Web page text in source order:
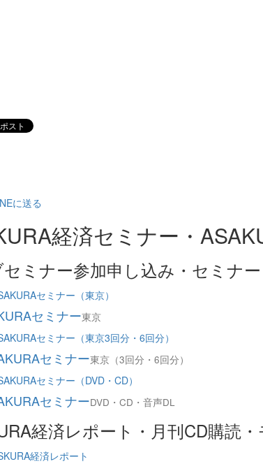
経済セミナー・
ミナー参加申し込み・セミナ
セミナー東京
セミナー東京（3回分・6回分）
セミナーDVD・CD・音声DL
経済レポート・月刊CD購読